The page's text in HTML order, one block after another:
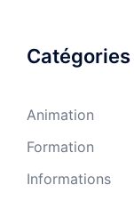
Catégories
Animation
Formation
Informations